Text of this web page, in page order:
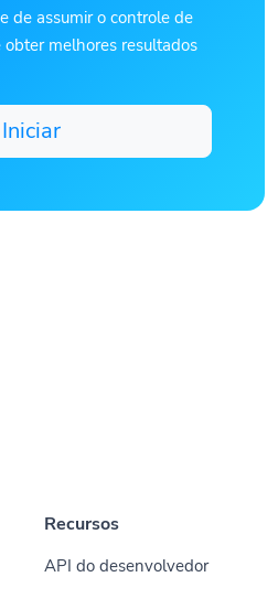
de assumir o controle de
obter melhores resultados
Iniciar
Recursos
API do desenvolvedor